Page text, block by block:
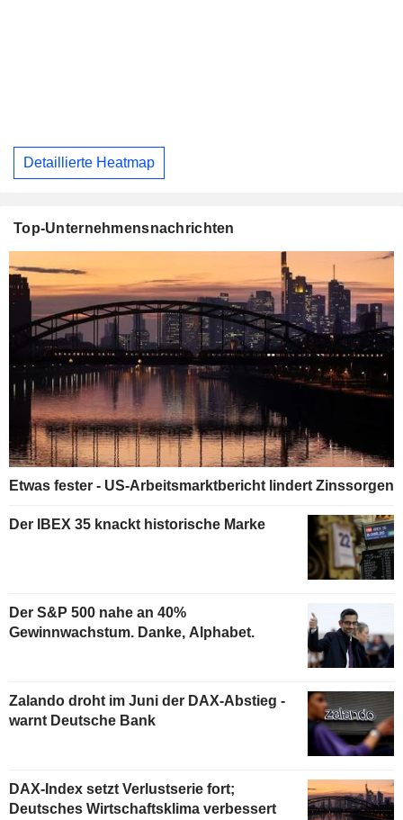
Detaillierte Heatmap
Top-Unternehmensnachrichten
Etwas fester - US-Arbeitsmarktbericht lindert Zinssorgen
Der IBEX 35 knackt historische Marke
Der S&P 500 nahe an 40%
Gewinnwachstum. Danke, Alphabet.
Zalando droht im Juni der DAX-Abstieg -
warnt Deutsche Bank
DAX-Index setzt Verlustserie fort;
Deutsches Wirtschaftsklima verbessert